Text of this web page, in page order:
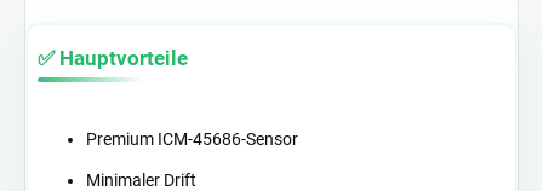
✅ Hauptvorteile
Premium ICM-45686-Sensor
Minimaler Drift